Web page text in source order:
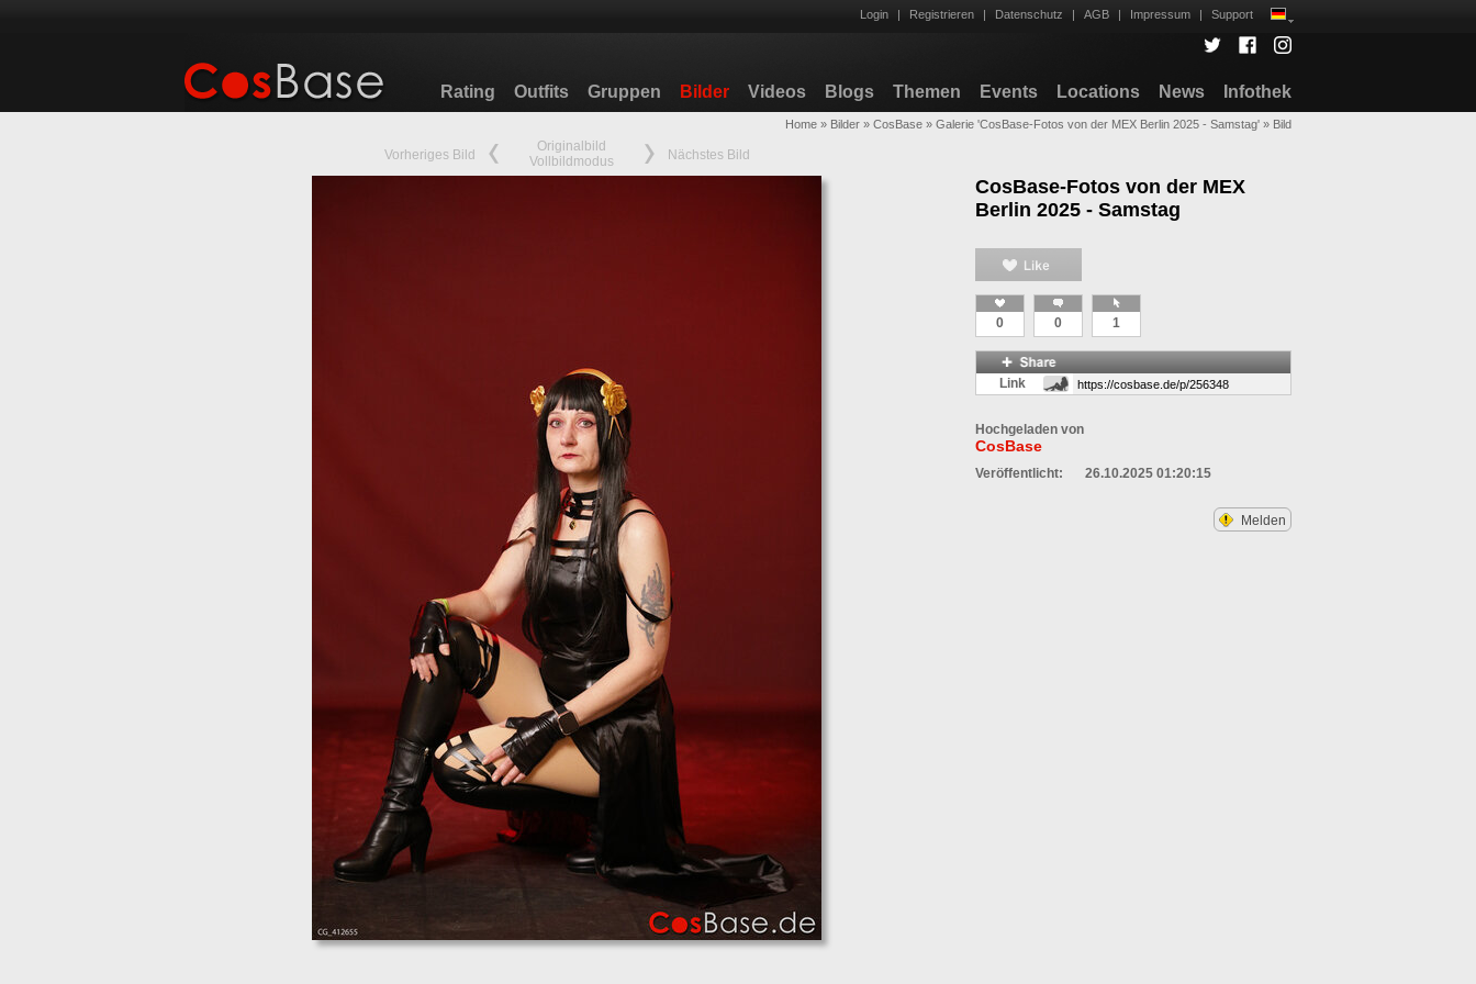
Login | Registrieren | Datenschutz | AGB | Impressum | Support
Rating Outfits Gruppen Bilder Videos Blogs Themen Events Locations News Infothek
Home » Bilder » CosBase » Galerie 'CosBase-Fotos von der MEX Berlin 2025 - Samstag' » Bild
CosBase-Fotos von der MEX
Berlin 2025 - Samstag
0 0 1
Link
Hochgeladen von
CosBase
Veröffentlicht: 26.10.2025 01:20:15
Melden
Vorheriges Bild
Originalbild
Vollbildmodus
Nächstes Bild